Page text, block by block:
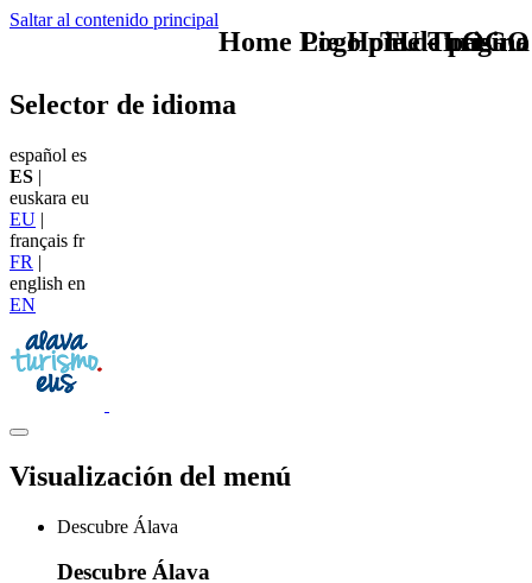
Saltar al contenido principal
TU - LOGO
Selector de idioma
español es
ES |
euskara eu
EU |
français fr
FR |
english en
EN
Visualización del menú
Descubre Álava
Descubre Álava
Home Logo pie de página
Pie Home Turismo